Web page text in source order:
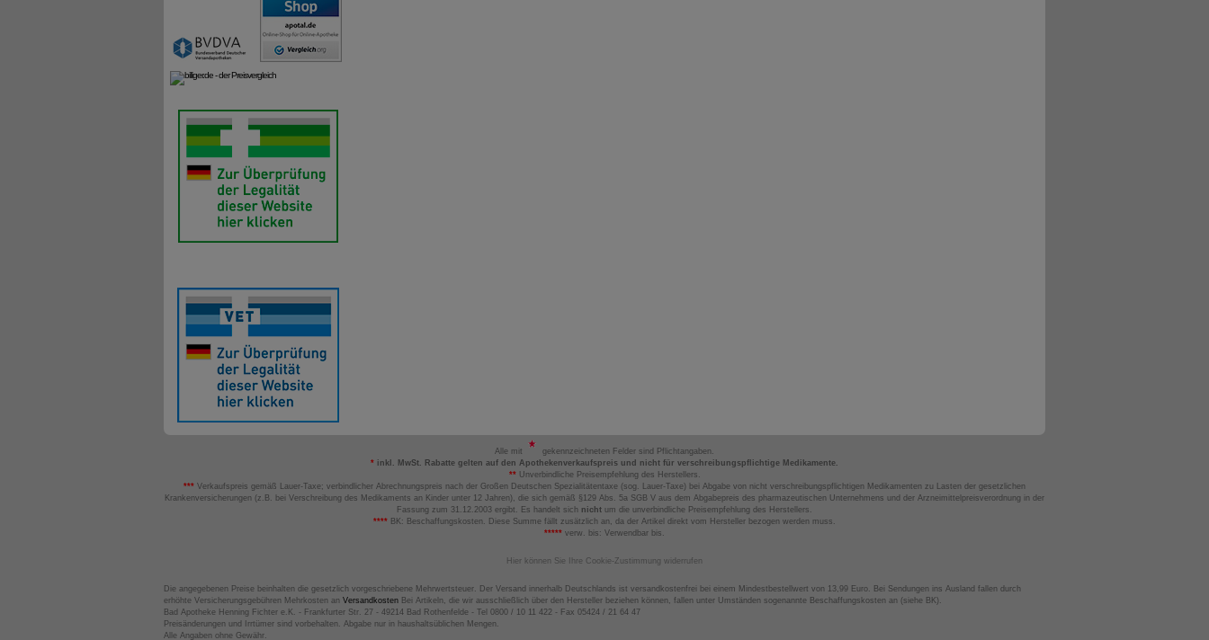
Alle mit
gekennzeichneten Felder sind Pflichtangaben.
* inkl. MwSt. Rabatte gelten auf den Apothekenverkaufspreis und nicht für verschreibungspflichtige Medikamente.
**Unverbindliche Preisempfehlung des Herstellers.
*** Verkaufspreis gemäß Lauer-Taxe; verbindlicher Abrechnungspreis nach der Großen Deutschen Spezialitätentaxe (sog. Lauer-Taxe) bei Abgabe von nicht verschreibungspflichtigen Medikamenten zu Lasten der gesetzlichen
Krankenversicherungen (z.B. bei Verschreibung des Medikaments an Kinder unter 12 Jahren), die sich gemäß §129 Abs. 5a SGB V aus dem Abgabepreis des pharmazeutischen Unternehmens und der Arzneimittelpreisverordnung in der
Fassung zum 31.12.2003 ergibt. Es handelt sich nicht um die unverbindliche Preisempfehlung des Herstellers.
**** BK: Beschaffungskosten. Diese Summe fällt zusätzlich an, da der Artikel direkt vom Hersteller bezogen werden muss.
***** verw. bis: Verwendbar bis.
Hier können Sie Ihre Cookie-Zustimmung widerrufen
Die angegebenen Preise beinhalten die gesetzlich vorgeschriebene Mehrwertsteuer. Der Versand innerhalb Deutschlands ist versandkostenfrei bei einem Mindestbestellwert von 13,99 Euro. Bei Sendungen ins Ausland fallen durch
erhöhte Versicherungsgebühren Mehrkosten an Versandkosten Bei Artikeln, die wir ausschließlich über den Hersteller beziehen können, fallen unter Umständen sogenannte Beschaffungskosten an (siehe BK).
Bad Apotheke Henning Fichter e.K. - Frankfurter Str. 27 - 49214 Bad Rothenfelde - Tel 0800 / 10 11 422 - Fax 05424 / 21 64 47
Preisänderungen und Irrtümer sind vorbehalten. Abgabe nur in haushaltsüblichen Mengen.
Alle Angaben ohne Gewähr.